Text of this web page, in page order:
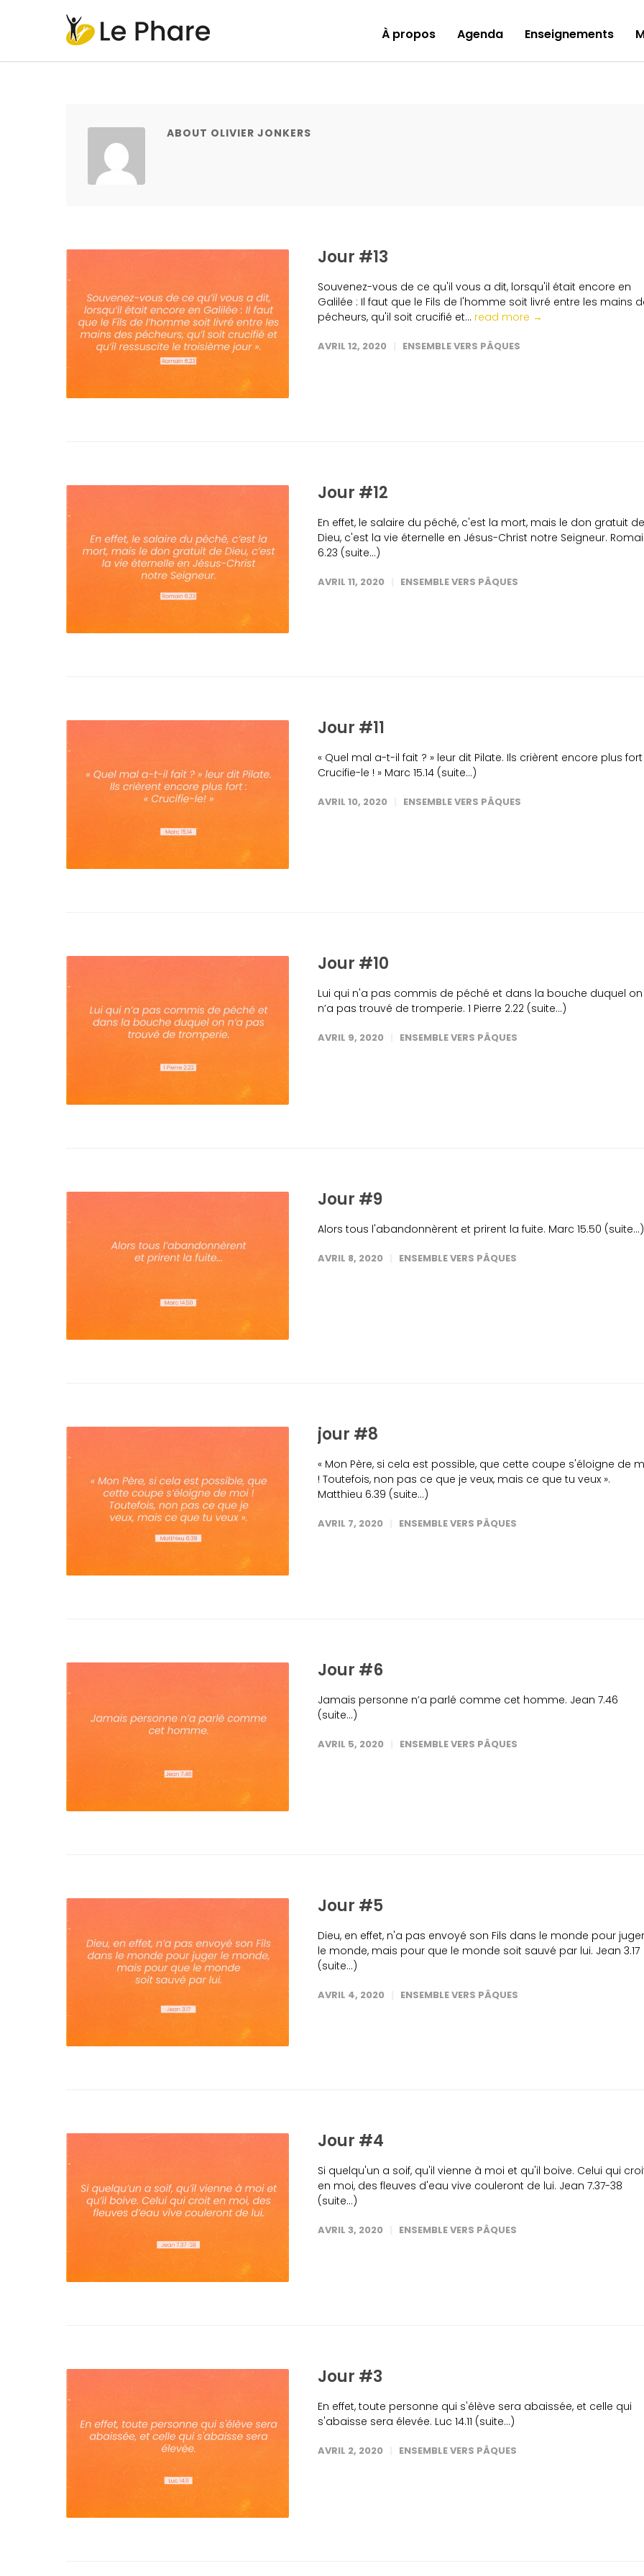
À propos Agenda Enseignements
ABOUT OLIVIER JONKERS
Jour #13
Souvenez-vous de ce qu'il vous a dit, lorsqu'il était encore en
Galilée : Il faut que le Fils de l'homme soit livré entre les mains
pécheurs, qu'il soit crucifié et... read more →
AVRIL 12, 2020 ENSEMBLE VERS PÂQUES
Jour #12
En effet, le salaire du péché, c'est la mort, mais le don gratuit de
Dieu, c'est la vie éternelle en Jésus-Christ notre Seigneur.
6.23 (suite…)
AVRIL 11, 2020 ENSEMBLE VERS PÂQUES
Jour #11
« Quel mal a-t-il fait ? » leur dit Pilate. Ils crièrent encore plus fort
Crucifie-le ! » Marc 15.14 (suite…)
AVRIL 10, 2020 ENSEMBLE VERS PÂQUES
Jour #10
Lui qui n'a pas commis de péché et dans la bouche duquel on
n’a pas trouvé de tromperie. 1 Pierre 2.22 (suite…)
AVRIL 9, 2020 ENSEMBLE VERS PÂQUES
Jour #9
Alors tous l'abandonnèrent et prirent la fuite. Marc 15.50 (suite…)
AVRIL 8, 2020 ENSEMBLE VERS PÂQUES
jour #8
« Mon Père, si cela est possible, que cette coupe s'éloigne de
! Toutefois, non pas ce que je veux, mais ce que tu veux ».
Matthieu 6.39 (suite…)
AVRIL 7, 2020 ENSEMBLE VERS PÂQUES
Jour #6
Jamais personne n’a parlé comme cet homme. Jean 7.46
(suite…)
AVRIL 5, 2020 ENSEMBLE VERS PÂQUES
Jour #5
Dieu, en effet, n'a pas envoyé son Fils dans le monde pour juger
le monde, mais pour que le monde soit sauvé par lui. Jean 3.17
(suite…)
AVRIL 4, 2020 ENSEMBLE VERS PÂQUES
Jour #4
Si quelqu'un a soif, qu'il vienne à moi et qu'il boive. Celui qui
en moi, des fleuves d'eau vive couleront de lui. Jean 7.37-38
(suite…)
AVRIL 3, 2020 ENSEMBLE VERS PÂQUES
Jour #3
En effet, toute personne qui s'élève sera abaissée, et celle qui
s'abaisse sera élevée. Luc 14.11 (suite…)
AVRIL 2, 2020 ENSEMBLE VERS PÂQUES